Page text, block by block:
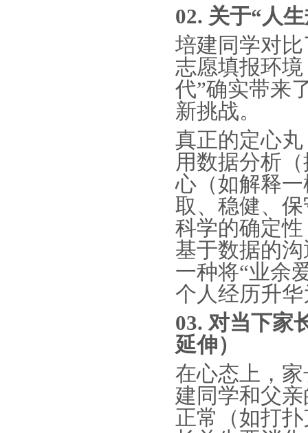
02. 关于“人生
培建同学对
志愿填报环
代”确实带来
新挑战。
真正的定心
用数据分析
心（如解释
取、稳健、
科学的确定
基于数据的
一种将“业余
个人经历升华
03. 对当下家
延伸）
在心态上，
建同学和父
正常（如打